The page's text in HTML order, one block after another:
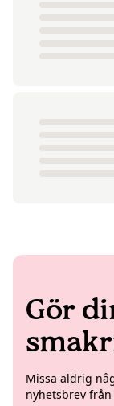
Gör
Missa aldrig
nyhetsbrev